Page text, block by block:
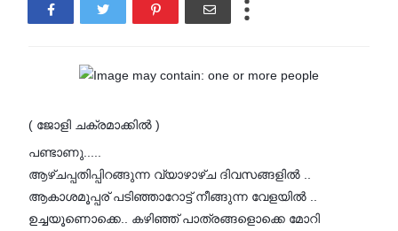
( ജോളി ചക്രമാക്കിൽ )
പണ്ടാണു.....
ആഴ്ചപ്പതിപ്പിറങ്ങുന്ന വ്യാഴാഴ്ച ദിവസങ്ങളിൽ ..
ആകാശമൂപ്പര് പടിഞ്ഞാറോട്ട് നീങ്ങുന്ന വേളയിൽ ..
ഉച്ചയൂണൊക്കെ.. കഴിഞ്ഞ് പാത്രങ്ങളൊക്കെ മോറി